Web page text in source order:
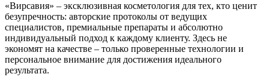
«Вирсавия» – эксклюзивная косметология для тех, кто ценит
безупречность: авторские протоколы от ведущих
специалистов, премиальные препараты и абсолютно
индивидуальный подход к каждому клиенту. Здесь не
экономят на качестве – только проверенные технологии и
персональное внимание для достижения идеального
результата.